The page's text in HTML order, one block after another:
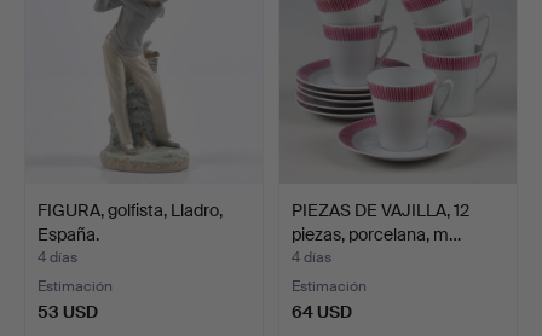
FIGURA, golfista, Lladro,
España.
4 días
Estimación
53 USD
PIEZAS DE VAJILLA, 12
piezas, porcelana, m…
4 días
Estimación
64 USD